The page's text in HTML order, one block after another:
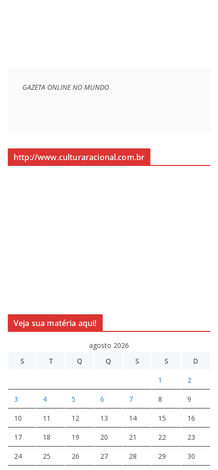
GAZETA ONLINE NO MUNDO
http://www.culturaracional.com.br
Veja sua matéria aqui!
agosto 2026
S
T Q Q S S D
1 2
3 4 5 6 7 8 9
10 11 12 13 14 15 16
17 18 19 20 21 22 23
24 25 26 27 28 29 30